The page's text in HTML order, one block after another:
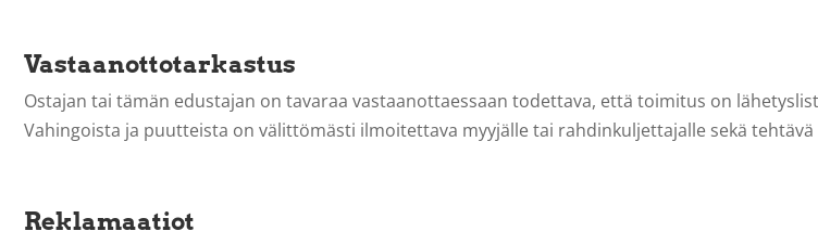
Vastaanottotarkastus
Ostajan tai tämän edustajan on tavaraa vastaanottaessaan todettava, että toimitus on
Vahingoista ja puutteista on välittömästi ilmoitettava myyjälle tai rahdinkuljettajalle sekä
Reklamaatiot